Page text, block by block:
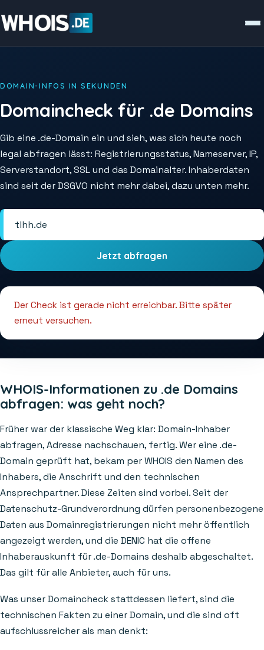
DOMAIN-INFOS IN SEKUNDEN
Domaincheck für .de Domains
Gib eine .de-Domain ein und sieh, was sich heute noch
legal abfragen lässt: Registrierungsstatus, Nameserver, IP,
Serverstandort, SSL und das Domainalter. Inhaberdaten
sind seit der DSGVO nicht mehr dabei, dazu unten mehr.
Jetzt abfragen
Der Check ist gerade nicht erreichbar. Bitte später
erneut versuchen.
WHOIS-Informationen zu .de Domains
abfragen: was geht noch?
Früher war der klassische Weg klar: Domain-Inhaber
abfragen, Adresse nachschauen, fertig. Wer eine .de-
Domain geprüft hat, bekam per WHOIS den Namen des
Inhabers, die Anschrift und den technischen
Ansprechpartner. Diese Zeiten sind vorbei. Seit der
Datenschutz-Grundverordnung dürfen personenbezogene
Daten aus Domainregistrierungen nicht mehr öffentlich
angezeigt werden, und die DENIC hat die offene
Inhaberauskunft für .de-Domains deshalb abgeschaltet.
Das gilt für alle Anbieter, auch für uns.
Was unser Domaincheck stattdessen liefert, sind die
technischen Fakten zu einer Domain, und die sind oft
aufschlussreicher als man denkt: